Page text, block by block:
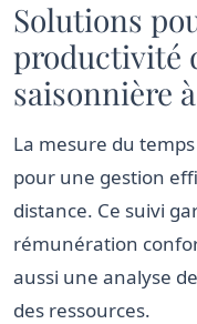
Solutions
productivité
saisonnière
La mesure du
pour une gestion
distance. Ce suivi
rémunération
aussi une analyse
des ressources.